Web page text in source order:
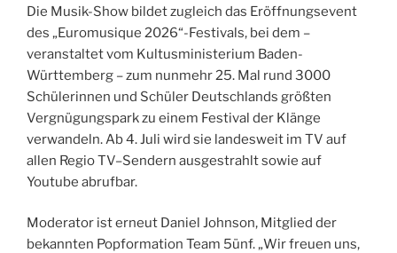
Die Musik-Show bildet zugleich das Eröffnungsevent
des „Euromusique 2026“-Festivals, bei dem –
veranstaltet vom Kultusministerium Baden-
Württemberg – zum nunmehr 25. Mal rund 3000
Schülerinnen und Schüler Deutschlands größten
Vergnügungspark zu einem Festival der Klänge
verwandeln. Ab 4. Juli wird sie landesweit im TV auf
allen Regio TV–Sendern ausgestrahlt sowie auf
Youtube abrufbar.
Moderator ist erneut Daniel Johnson, Mitglied der
bekannten Popformation Team 5ünf. „Wir freuen uns,